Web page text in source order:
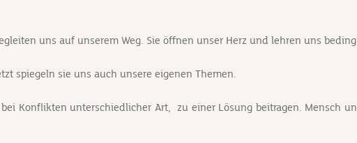
uns auf unserem Weg. Sie öffnen unser Herz und lehren uns
spiegeln sie uns auch unsere eigenen Themen.
Konflikten unterschiedlicher Art, zu einer Lösung beitragen. Mensch